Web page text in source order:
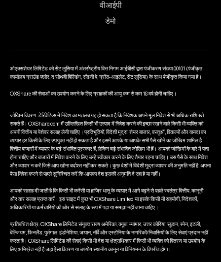
वीआईपी
डेमो
ओएक्सशेयर लिमिटेड को सेंट लूसिया में अंतर्राष्ट्रीय वित्त निगम आईबीसी द्वारा पंजीकरण संख्या 00101 (पंजीकृत
कार्यालय ग्राउंड फ्लोर, द सोथबी बिल्डिंग, रॉडनी बे, ग्रॉस-आइलेट, सेंट लूसिया) के साथ पंजीकृत किया गया है।
OXShare की सेवाओं का उपयोग करने के लिए ग्राहकों की आयु कम से कम 18 वर्ष होनी चाहिए।
जोखिम विवरण: डेरिवेटिव्स में निवेश का मतलब यह हो सकता है कि निवेशक अपने मूल निवेश से भी अधिक राशि खो
सकते हैं। OXShare.com में उल्लिखित किसी भी उत्पाद में निवेश करने की इच्छा रखने वाले किसी भी व्यक्ति को
अपनी वित्तीय या पेशेवर सलाह लेनी चाहिए। प्रतिभूतियों, विदेशी मुद्रा, शेयर बाजार, वस्तुओं, विकल्पों और वायदा का
व्यापार हर किसी के लिए उपयुक्त नहीं हो सकता है और इसमें आपके या आपके सभी पैसे खोने का जोखिम शामिल है।
वित्तीय बाजारों में व्यापार के बड़े संभावित पुरस्कार हैं, लेकिन बड़े संभावित जोखिम भी हैं। आपको जोखिमों के बारे में पता
होना चाहिए और बाजारों में निवेश करने के लिए उन्हें स्वीकार करने के लिए तैयार रहना चाहिए। उस पैसे के साथ निवेश
और व्यापार न करें जिसे आप खोना बर्दाश्त नहीं कर सकते। कुछ देशों में विदेशी मुद्रा व्यापार की अनुमति नहीं है, अपना
पैसा निवेश करने से पहले सुनिश्चित करें कि आपका देश इसकी अनुमति दे रहा है या नहीं।
आपको सलाह दी जाती है कि किसी भी करेंसी या हाजिर धातु के व्यापार में आगे बढ़ने से पहले स्वतंत्र वित्तीय, कानूनी
और कर सलाह प्राप्त करें। इस साइट में कुछ भी OXShare Limited या इसके किसी भी सहयोगी, निदेशकों,
अधिकारियों या कर्मचारियों की ओर से सलाह के रूप में पढ़ा या समझा नहीं जाना चाहिए।
प्रतिबंधित क्षेत्र: OXShare लिमिटेड संयुक्त राज्य अमेरिका, क्यूबा, म्यांमार, उत्तर कोरिया, सूडान, स्पेन, इटली,
बेल्जियम, फिनलैंड, पुर्तगाल, इंडोनेशिया, जापान, नॉर्वे और एस्टोनिया के नागरिकों/निवासियों के लिए सेवाएं प्रदान नहीं
करता है। OXShare लिमिटेड की सेवाएं किसी भी देश या क्षेत्राधिकार में किसी भी व्यक्ति को वितरण या उपयोग के
लिए अभिप्रेत नहीं हैं जहां ऐसा वितरण या उपयोग स्थानीय कानून या विनियमन के विपरीत होगा।.